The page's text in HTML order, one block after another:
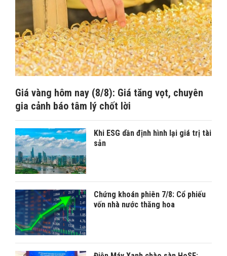
Giá vàng hôm nay (8/8): Giá tăng vọt, chuyên
gia cảnh báo tâm lý chốt lời
Khi ESG dần định hình lại giá trị tài
sản
Chứng khoán phiên 7/8: Cổ phiếu
vốn nhà nước thăng hoa